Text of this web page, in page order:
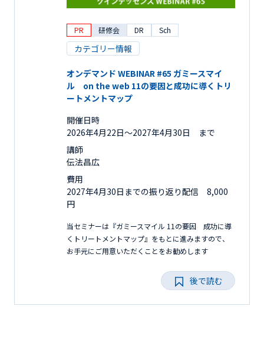
PR 研修会 DR Sch
カテゴリー情報
オンデマンド WEBINAR #65 ガミースマイ
ル on the web 11の要因と成功に導くトリ
ートメントマップ
開催日時
2026年4月22日〜2027年4月30日 まで
講師
伝法昌広
費用
2027年4月30日までの振り返り配信 8,000
円
当セミナーは『ガミースマイル 11の要因 成功に導
くトリートメントマップ』をもとに進みますので、
お手元にご用意いただくことをお勧めします
後で読む